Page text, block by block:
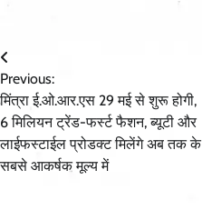
Post
navigation
Previous:
मिंत्रा ई.ओ.आर.एस 29 मई से शुरू होगी,
6 मिलियन ट्रेंड-फर्स्ट फैशन, ब्यूटी और
लाईफस्टाईल प्रोडक्ट मिलेंगे अब तक के
सबसे आकर्षक मूल्य में